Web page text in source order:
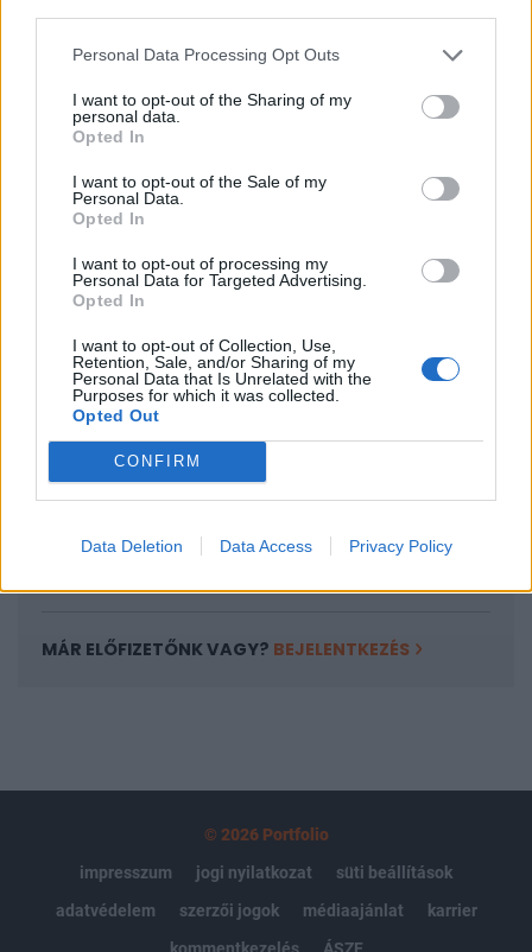
Personal Data Processing Opt Outs
I want to opt-out of the Sharing of my
personal data.
Opted In
I want to opt-out of the Sale of my
Personal Data.
Opted In
I want to opt-out of processing my
Personal Data for Targeted Advertising.
Opted In
I want to opt-out of Collection, Use,
Retention, Sale, and/or Sharing of my
Personal Data that Is Unrelated with the
Purposes for which it was collected.
Opted Out
CONFIRM
Data Deletion Data Access Privacy Policy
A határidős indexek közül a Dow 17, az S&P 500 2.2, a
Nasdaq 4 pontos emelkedést mutat. A Morgan Stanley
bevétel és eredmény szinten is felülmúlta az elemzői
várakozásokat. A Wal-Mart papírjai 25 centtel, 48.71
veszélyes hulladék kezelésével kapcsolatos eljárás...
KEDVES OLVASÓNK!
A keresett cikk a portfolio.hu hírarchívumához
tartozik, melynek olvasása előfizetéses
regisztrációhoz kötött.
Az előfizetés a következőket tartalmazza:
Portfolio.hu teljes cikkarchívum
Kötéslisták: BÉT elmúlt 2 év napon belüli
kötéslistái
MÁR ELŐFIZETŐNK VAGY? BEJELENTKEZÉS
© 2026 Portfolio
impresszum
jogi nyilatkozat
süti beállítások
adatvédelem
szerzői jogok médiaajánlat
karrier
kommentkezelés
ÁSZF